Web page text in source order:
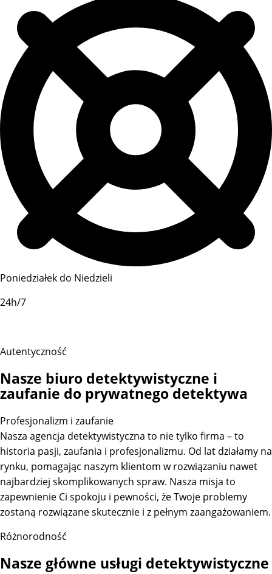
Poniedziałek do Niedzieli
24h/7
Autentyczność
Nasze biuro detektywistyczne i
zaufanie do prywatnego detektywa
Profesjonalizm i zaufanie
Nasza agencja detektywistyczna to nie tylko firma – to
historia pasji, zaufania i profesjonalizmu. Od lat działamy na
rynku, pomagając naszym klientom w rozwiązaniu nawet
najbardziej skomplikowanych spraw. Nasza misja to
zapewnienie Ci spokoju i pewności, że Twoje problemy
zostaną rozwiązane skutecznie i z pełnym zaangażowaniem.
Różnorodność
Nasze główne usługi detektywistyczne